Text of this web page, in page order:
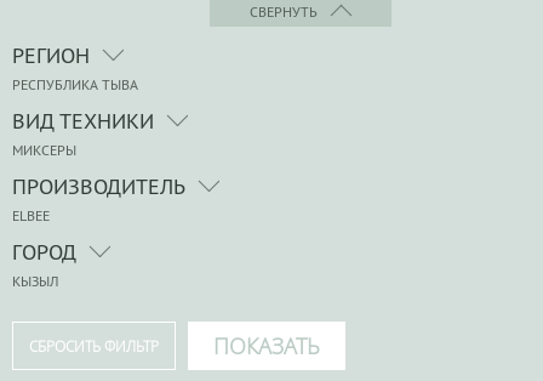
СВЕРНУТЬ
РЕГИОН
РЕСПУБЛИКА ТЫВА
ВИД ТЕХНИКИ
МИКСЕРЫ
ПРОИЗВОДИТЕЛЬ
ELBEE
ГОРОД
КЫЗЫЛ